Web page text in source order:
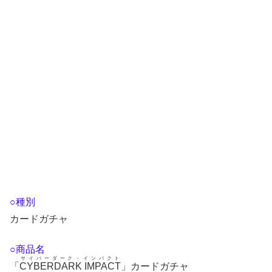
○種別
カードガチャ
○商品名
「 CYBERDARK IMPACT
サイバーダーク・インパクト
」カードガチャ